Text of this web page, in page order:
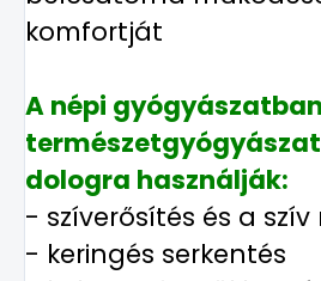
komfortját
A népi
dologra használják:
- szíverősítés és a
- keringés serkentés